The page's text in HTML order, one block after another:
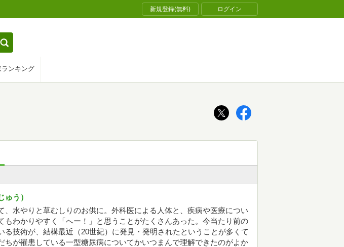
新規登録(無料) ログイン
ランキング
ゅう）
、水やりと草むしりのお供に。外科医による人体と、疾病や医療につい
もわかりやすく「へー！」と思うことがたくさんあった。今当たり前の
る技術が、結構最近（20世紀）に発見・発明されたということが多くて
ちが罹患している一型糖尿病についてかいつまんで理解できたのがよか